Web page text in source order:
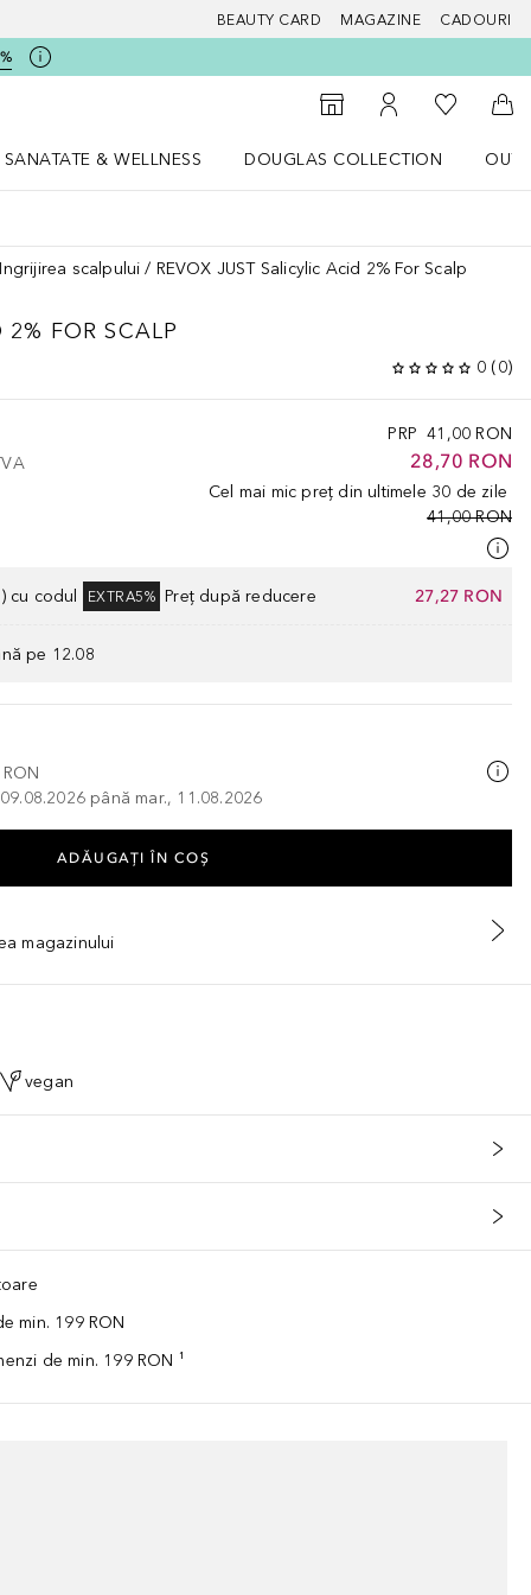
BEAUTY CARD MAGAZINE CADOURI
Către Găsire magazin
Către Contul meu
Către
SANATATE & WELLNESS
DOUGLAS COLLECTION
Ingrijirea scalpului REVOX JUST Salicylic Acid 2% For Scalp
FOR SCALP
0 (0)
PRP 41,00 RON
28,70 RON
Cel mai mic preț din ultimele 30 de zile
41,00 RON
cu codul EXTRA5% Preț după reducere 27,27 RON
pe 12.08
până mar., 11.08.2026
ADĂUGAȚI ÎN COŞ
magazinului
vegan
min. 199 RON
de min. 199 RON ¹